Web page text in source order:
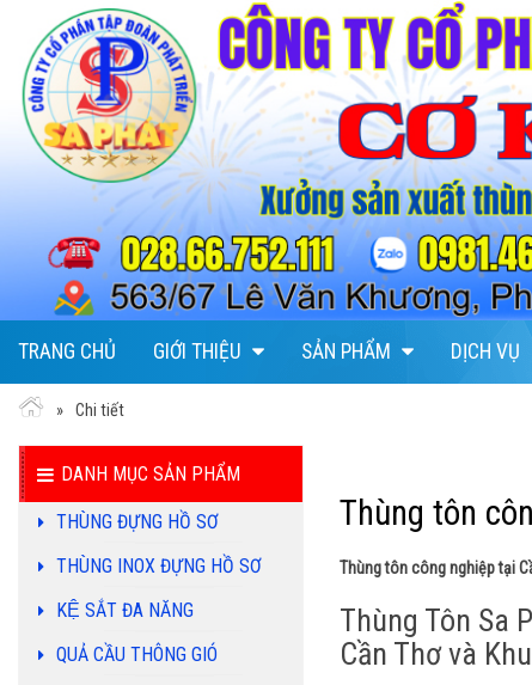
TRANG CHỦ GIỚI THIỆU SẢN PHẨM DỊCH VỤ
Chi tiết
Thùng tôn
Thùng tôn công nghiệp tại
Thùng Tôn Sa
Cần Thơ và
DANH MỤC SẢN PHẨM
THÙNG ĐỰNG HỒ SƠ
THÙNG INOX ĐỰNG HỒ SƠ
KỆ SẮT ĐA NĂNG
QUẢ CẦU THÔNG GIÓ